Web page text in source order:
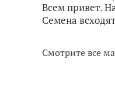
Всем привет.
Семена
Смотрите все